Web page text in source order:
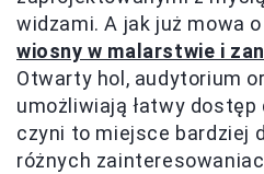
widzami. A jak już mowa
wiosny w malarstwie i
Otwarty hol, audytorium
umożliwiają łatwy
czyni to miejsce bardziej
różnych